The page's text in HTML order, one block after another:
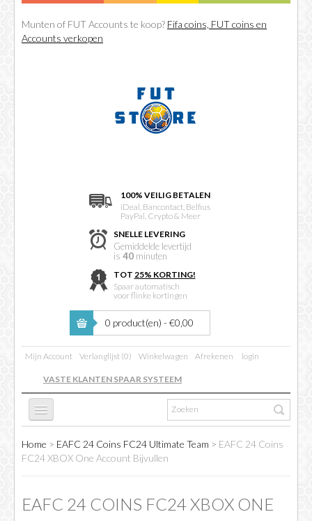
Munten of FUT Accounts te koop? Fifa coins, FUT coins en
Accounts verkopen
100% VEILIG BETALEN
iDeal, Bancontact, Belfius
PayPal, Crypto & Meer
SNELLE LEVERING
Gemiddelde levertijd
is 40minuten
TOT 25% KORTING!
Spaar automatisch
voor flinke kortingen
0 product(en) - €0,00
Mijn Account Verlanglijst (0) Winkelwagen Afrekenen login
VASTE KLANTEN SPAAR SYSTEEM
FC 26
FIFA BOOSTING
Home > EAFC 24 Coins FC24 Ultimate Team > EAFC 24 Coins
FC24 XBOX One Account Bijvullen
EAFC 24 COINS FC24 XBOX ONE